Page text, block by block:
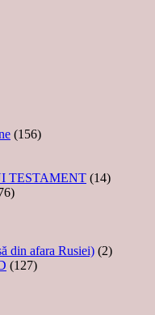
(156)
TESTAMENT (14)
din afara Rusiei) (2)
(127)